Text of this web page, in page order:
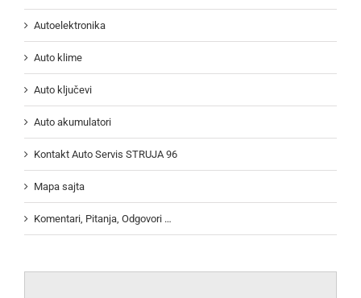
Autoelektronika
Auto klime
Auto ključevi
Auto akumulatori
Kontakt Auto Servis STRUJA 96
Mapa sajta
Komentari, Pitanja, Odgovori …